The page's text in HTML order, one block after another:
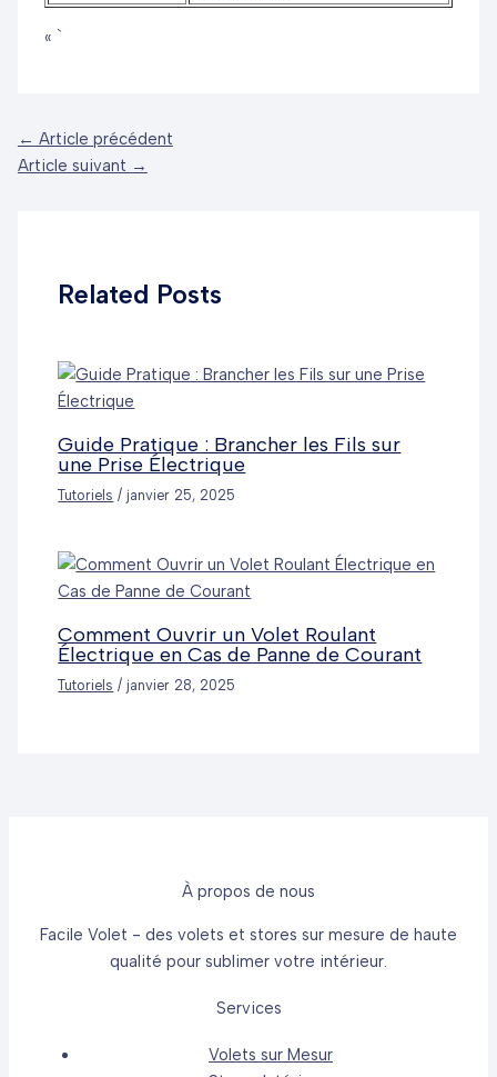
« `
Navigation
des
← Article précédent
Article suivant →
Related Posts
Guide Pratique : Brancher les Fils sur
une Prise Électrique
Tutoriels / janvier 25, 2025
Comment Ouvrir un Volet Roulant
Électrique en Cas de Panne de Courant
Tutoriels / janvier 28, 2025
À propos de nous
Facile Volet - des volets et stores sur mesure de haute
qualité pour sublimer votre intérieur.
Services
Volets sur Mesur